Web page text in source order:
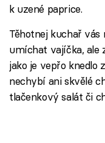
k uzené paprice.
Těhotnej kuchař
umíchat vajíčka, ale
jako je vepřo knedlo
nechybí ani skvělé
tlačenkový salát či